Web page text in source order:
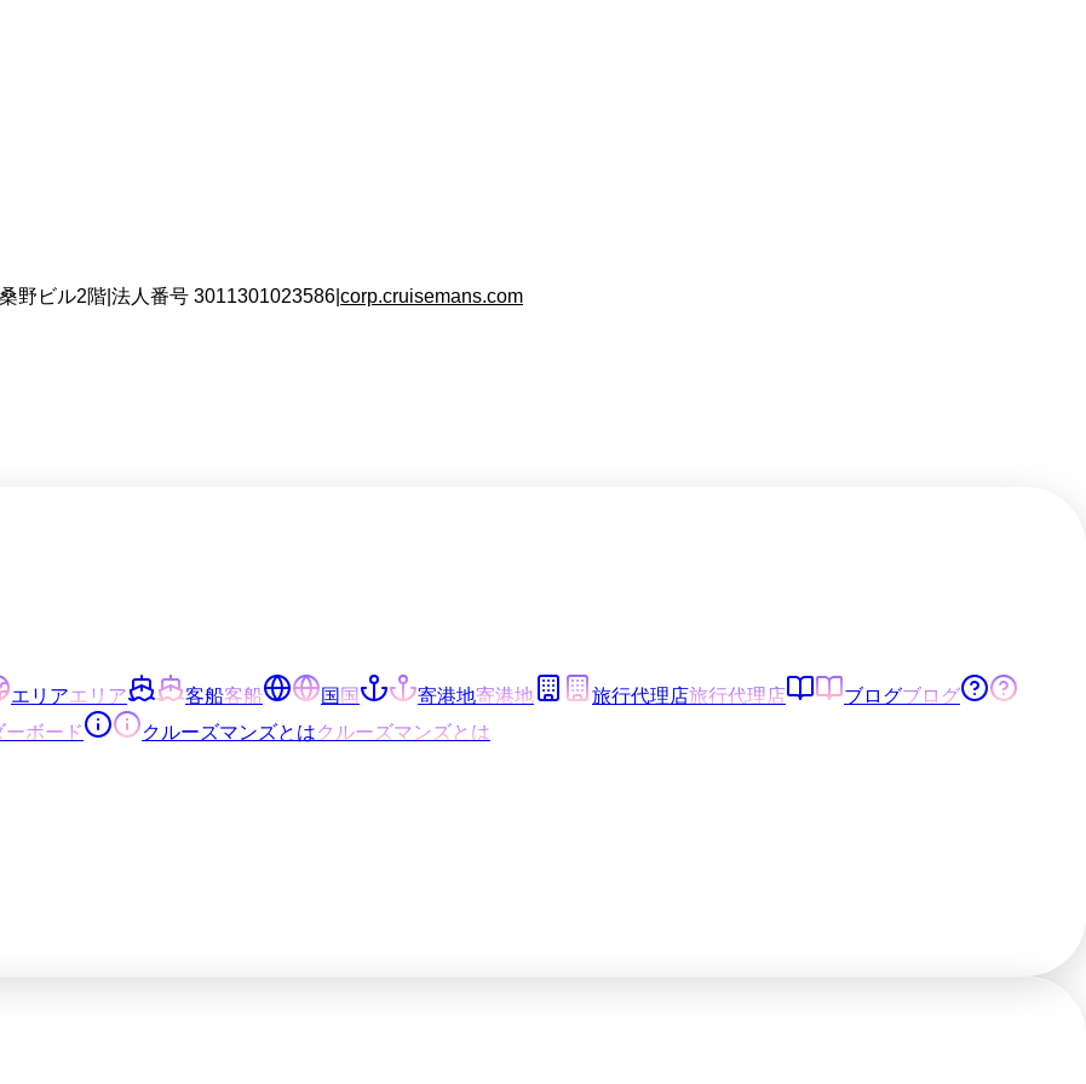
野ビル2階 法人番号 3011301023586 corp.cruisemans.com
エリアエリア 客船客船 国国 寄港地寄港地 旅行代理店旅行代理店 ブログブログ
ーボード クルーズマンズとはクルーズマンズとは